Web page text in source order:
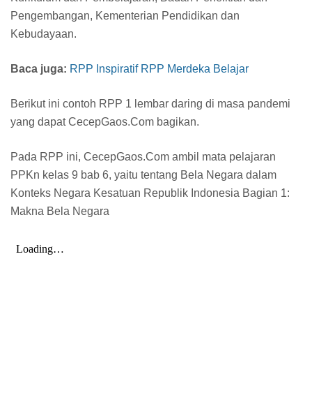
Pengembangan, Kementerian Pendidikan dan
Kebudayaan.
Baca juga: RPP Inspiratif RPP Merdeka Belajar
Berikut ini contoh RPP 1 lembar daring di masa pandemi
yang dapat CecepGaos.Com bagikan.
Pada RPP ini, CecepGaos.Com ambil mata pelajaran
PPKn kelas 9 bab 6, yaitu tentang Bela Negara dalam
Konteks Negara Kesatuan Republik Indonesia Bagian 1:
Makna Bela Negara